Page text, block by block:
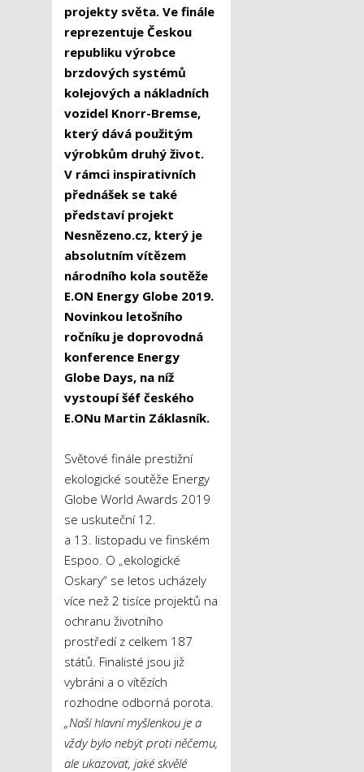
projekty světa. Ve finále
reprezentuje Českou
republiku výrobce
brzdových systémů
kolejových a nákladních
vozidel Knorr-Bremse,
který dává použitým
výrobkům druhý život.
V rámci inspirativních
přednášek se také
představí projekt
Nesnězeno.cz, který je
absolutním vítězem
národního kola soutěže
E.ON Energy Globe 2019.
Novinkou letošního
ročníku je doprovodná
konference Energy
Globe Days, na níž
vystoupí šéf českého
E.ONu Martin Záklasník.
Světové finále prestižní
ekologické soutěže Energy
Globe World Awards 2019
se uskuteční 12.
a 13. listopadu ve finském
Espoo. O „ekologické
Oskary“ se letos ucházely
více než 2 tisíce projektů na
ochranu životního
prostředí z celkem 187
států. Finalisté jsou již
vybráni a o vítězích
rozhodne odborná porota.
„Naší hlavní myšlenkou je a
vždy bylo nebýt proti něčemu,
ale ukazovat, jaké skvělé